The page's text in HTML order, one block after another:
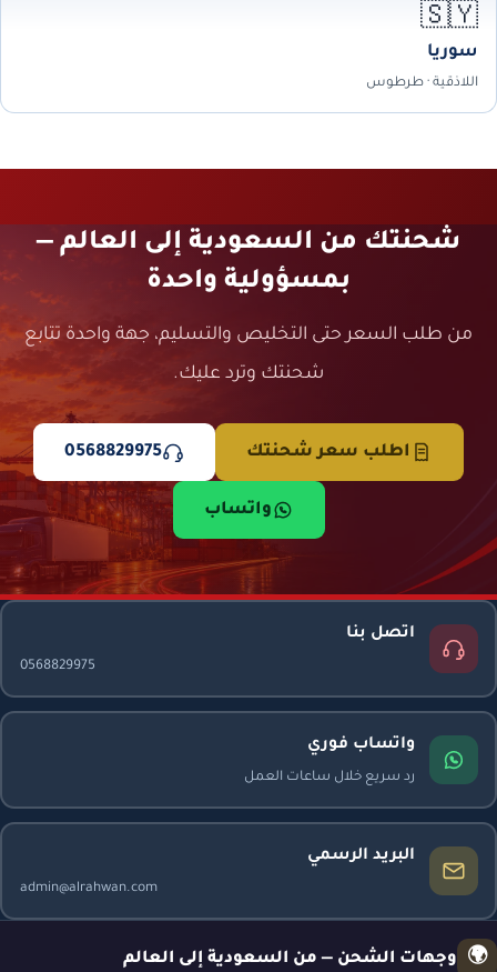
🇸🇾
سوريا
اللاذقية · طرطوس
شحنتك من السعودية إلى العالم —
بمسؤولية واحدة
من طلب السعر حتى التخليص والتسليم، جهة واحدة تتابع
شحنتك وترد عليك.
اطلب سعر شحنتك 0568829975
واتساب
اتصل بنا
0568829975
واتساب فوري
رد سريع خلال ساعات العمل
البريد الرسمي
admin@alrahwan.com
🌍 وجهات الشحن — من السعودية إلى العالم